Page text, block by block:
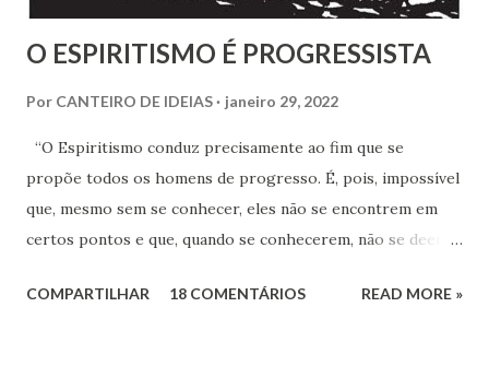
O ESPIRITISMO É PROGRESSISTA
Por CANTEIRO DE IDEIAS janeiro 29, 2022
“O Espiritismo conduz precisamente ao fim que se
propõe todos os homens de progresso. É, pois, impossível
que, mesmo sem se conhecer, eles não se encontrem em
certos pontos e que, quando se conhecerem, não se deem -
inimigos comuns: os preconceitos sociais, a rotina, o
COMPARTILHAR 18 COMENTÁRIOS READ MORE »